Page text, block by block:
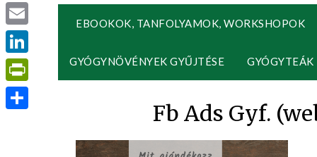
EBOOKOK, TANFOLYAMOK, WORKSHOPOK
GYÓGYNÖVÉNYEK GYŰJTÉSE GYÓGYTEÁK
Fb Ads Gyf.
Pinterest
Email
LinkedIn
PrintFriendly